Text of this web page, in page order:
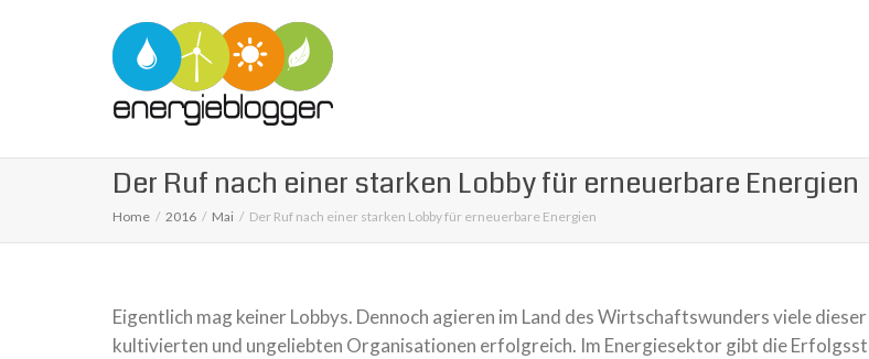
Der Ruf nach einer starken Lobby für erneuerbare Energien
Home 2016 Mai Der Ruf nach einer starken Lobby für erneuerbare Energien
Eigentlich mag keiner Lobbys. Dennoch agieren im Land des Wirtschaftswunders viele
kultivierten und ungeliebten Organisationen erfolgreich. Im Energiesektor gibt die